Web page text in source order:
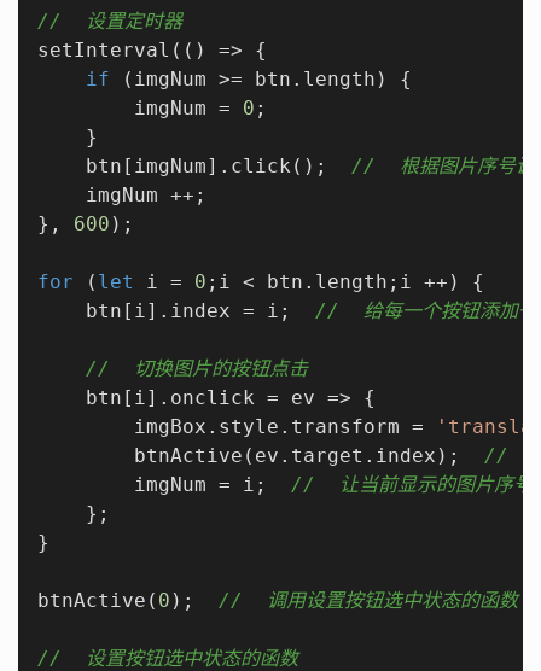
//  设置定时器
setInterval( () => {
if (imgNum >= btn.length) {
        imgNum =
0 ;
    }
    btn[imgNum].click();
//  根据图片序号调
    imgNum ++;
}, 600 );
for ( let i = 0 ;i < btn.length;i ++) {
    btn[i].index = i;
//  给每一个按钮添加一
//  切换图片的按钮点击
    btn[i].onclick =
ev => {
        imgBox.style.transform =
        btnActive(ev.target.index);
//  调
        imgNum = i;
//  让当前显示的图片序号
    };
}
btnActive( 0 ); //  调用设置按钮选中状态的函数
//  设置按钮选中状态的函数